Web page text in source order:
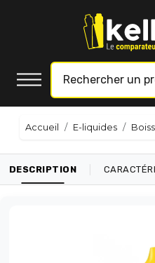
Accueil E-liquides
DESCRIPTION